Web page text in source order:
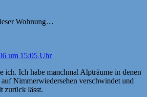
Wohnung…
um 15:05 Uhr
ich. Ich habe manchmal Alpträume in denen
Nimmerwiedersehen verschwindet und
zurück lässt.